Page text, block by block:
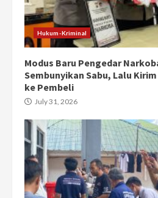
Hukum-Kriminal
Modus Baru Pengedar
Sembunyikan Sabu, Lalu
ke Pembeli
July 31, 2026